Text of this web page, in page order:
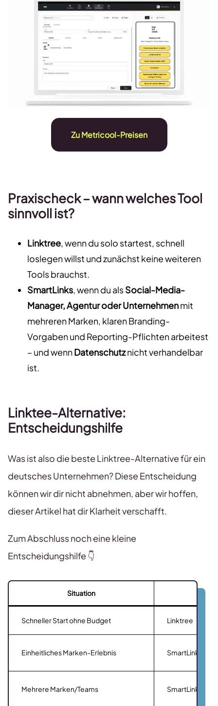
Zu Metricool-Preisen
Praxischeck – wann welches Tool
sinnvoll ist?
Linktree, wenn du solo startest, schnell
loslegen willst und zunächst keine weiteren
Tools brauchst.
SmartLinks, wenn du alsSocial-Media-
Manager, Agentur oder Unternehmenmit
mehreren Marken, klaren Branding-
Vorgaben und Reporting-Pflichten arbeitest
– und wennDatenschutznicht verhandelbar
ist.
Linktee-Alternative:
Entscheidungshilfe
Was ist also die beste Linktree-Alternative für ein
deutsches Unternehmen? Diese Entscheidung
können wir dir nicht abnehmen, aber wir hoffen,
dieser Artikel hat dir Klarheit verschafft.
Zum Abschluss noch eine kleine
Entscheidungshilfe 👇
Situation
Schneller Start ohne Budget Linktree
Einheitliches Marken-Erlebnis SmartLinks
Mehrere Marken/Teams SmartLinks